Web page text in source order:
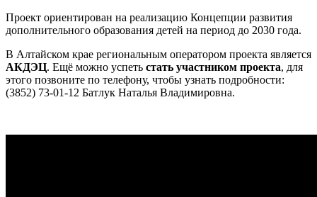
Проект ориентирован на реализацию Концепции развития
дополнительного образования детей на период до 2030 года.
В Алтайском крае региональным оператором проекта является
АКДЭЦ. Ещё можно успеть стать участником проекта, для
этого позвоните по телефону, чтобы узнать подробности:
(3852) 73-01-12 Батлук Наталья Владимировна.